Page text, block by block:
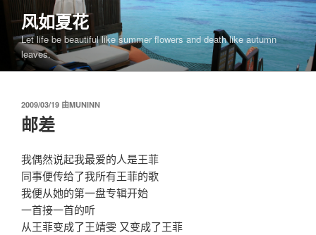
风如夏花
Let life be beautiful like summer flowers and death like autumn
leaves.
发
布
于
2009/03/19 由MUNINN
邮差
我偶然说起我最爱的人是王菲
同事便传给了我所有王菲的歌
我便从她的第一盘专辑开始
一首接一首的听
从王菲变成了王靖雯 又变成了王菲